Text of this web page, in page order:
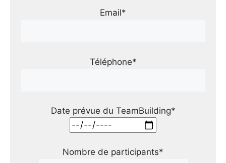
Email*
Téléphone*
Date prévue du TeamBuilding*
Nombre de participants*